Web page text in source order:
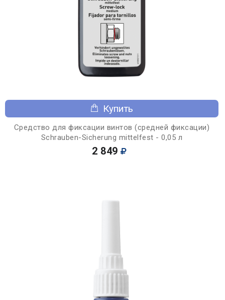
Купить
Средство для фиксации винтов (средней фиксации)
Schrauben-Sicherung mittelfest - 0,05 л
2 849